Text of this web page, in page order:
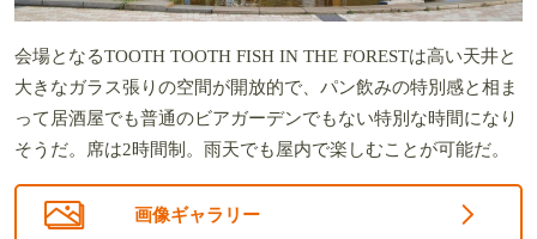
会場となるTOOTH TOOTH FISH IN THE FORESTは高い天井と
大きなガラス張りの空間が開放的で、パン飲みの特別感と相ま
って居酒屋でも普通のビアガーデンでもない特別な時間になり
そうだ。席は2時間制。雨天でも屋内で楽しむことが可能だ。
画像ギャラリー